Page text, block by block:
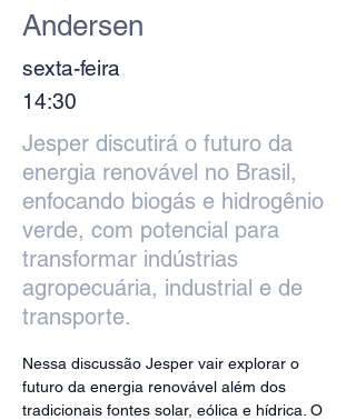
Andersen
sexta-feira
14:30
Jesper discutirá o futuro da
energia renovável no Brasil,
enfocando biogás e hidrogênio
verde, com potencial para
transformar indústrias
agropecuária, industrial e de
transporte.
Nessa discussão Jesper vair explorar o
futuro da energia renovável além dos
tradicionais fontes solar, eólica e hídrica. O